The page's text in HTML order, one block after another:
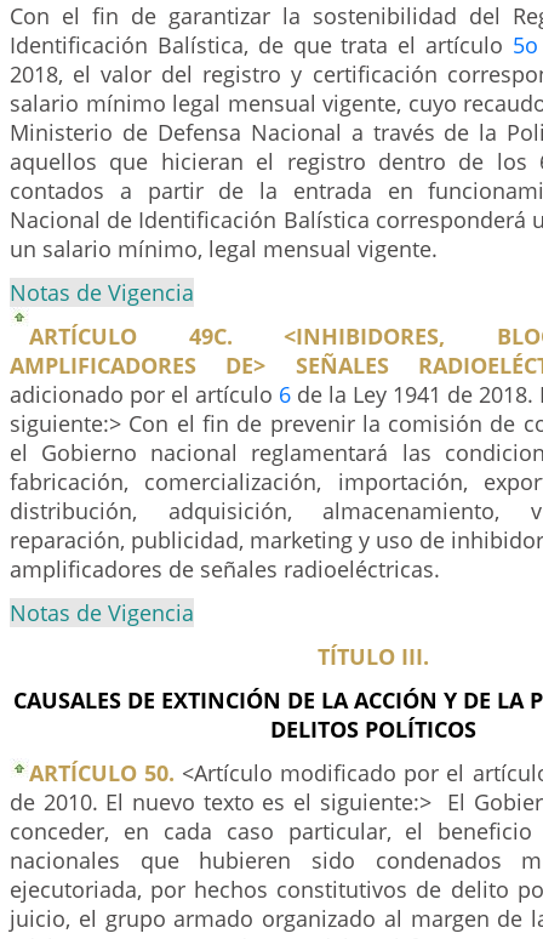
Con el fin de garantizar la sostenibilidad del
Identificación Balística, de que trata el artículo 5o
2018, el valor del registro y certificación
salario mínimo legal mensual vigente, cuyo
Ministerio de Defensa Nacional a través de la
aquellos que hicieran el registro dentro de los
contados a partir de la entrada en
Nacional de Identificación Balística corresponderá
un salario mínimo, legal mensual vigente.
Notas de Vigencia
ARTÍCULO 49C. <INHIBIDORES,
AMPLIFICADORES DE> SEÑALES
adicionado por el artículo 6 de la Ley 1941 de
siguiente:> Con el fin de prevenir la comisión de
el Gobierno nacional reglamentará las
fabricación, comercialización, importación,
distribución, adquisición, almacenamiento,
reparación, publicidad, marketing y uso de
amplificadores de señales radioeléctricas.
Notas de Vigencia
TÍTULO III.
CAUSALES DE EXTINCIÓN DE LA ACCIÓN Y DE LA
DELITOS POLÍTICOS
ARTÍCULO 50. <Artículo modificado por el
de 2010. El nuevo texto es el siguiente:> El
conceder, en cada caso particular, el
nacionales que hubieren sido condenados
ejecutoriada, por hechos constitutivos de delito
juicio, el grupo armado organizado al margen de